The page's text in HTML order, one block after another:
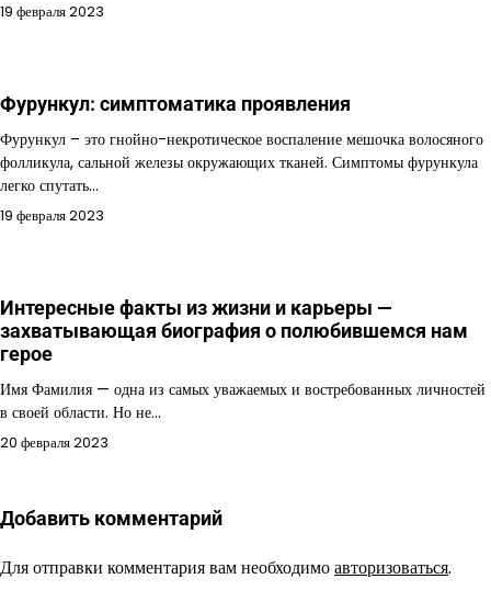
19 февраля 2023
Фурункул: симптоматика проявления
Фурункул – это гнойно-некротическое воспаление мешочка волосяного
фолликула, сальной железы окружающих тканей. Симптомы фурункула
легко спутать…
19 февраля 2023
Интересные факты из жизни и карьеры —
захватывающая биография о полюбившемся нам
герое
Имя Фамилия — одна из самых уважаемых и востребованных личностей
в своей области. Но не…
20 февраля 2023
Добавить комментарий
Для отправки комментария вам необходимоавторизоваться.